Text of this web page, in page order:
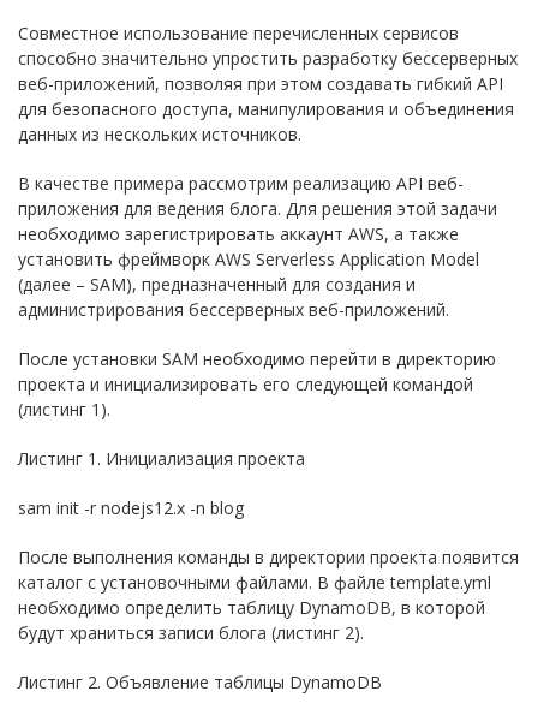
Совместное использование перечисленных сервисов
способно значительно упростить разработку бессерверных
веб-приложений, позволяя при этом создавать гибкий API
для безопасного доступа, манипулирования и объединения
данных из нескольких источников.
В качестве примера рассмотрим реализацию API веб-
приложения для ведения блога. Для решения этой задачи
необходимо зарегистрировать аккаунт AWS, а также
установить фреймворк AWS Serverless Application Model
(далее – SAM), предназначенный для создания и
администрирования бессерверных веб-приложений.
После установки SAM необходимо перейти в директорию
проекта и инициализировать его следующей командой
(листинг 1).
Листинг 1. Инициализация проекта
sam init -r nodejs12.x -n blog
После выполнения команды в директории проекта появится
каталог с установочными файлами. В файле template.yml
необходимо определить таблицу DynamoDB, в которой
будут храниться записи блога (листинг 2).
Листинг 2. Объявление таблицы DynamoDB